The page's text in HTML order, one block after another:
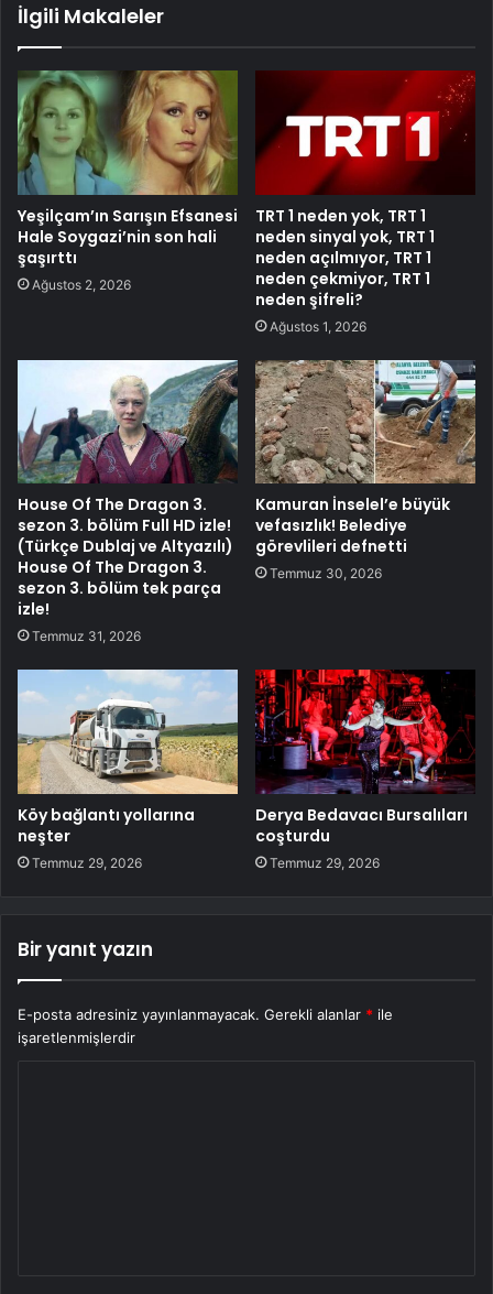
İlgili Makaleler
Yeşilçam’ın Sarışın Efsanesi
Hale Soygazi’nin son hali
şaşırttı
Ağustos 2, 2026
TRT 1 neden yok, TRT 1
neden sinyal yok, TRT 1
neden açılmıyor, TRT 1
neden çekmiyor, TRT 1
neden şifreli?
Ağustos 1, 2026
House Of The Dragon 3.
sezon 3. bölüm Full HD izle!
(Türkçe Dublaj ve Altyazılı)
House Of The Dragon 3.
sezon 3. bölüm tek parça
izle!
Temmuz 31, 2026
Kamuran İnselel’e büyük
vefasızlık! Belediye
görevlileri defnetti
Temmuz 30, 2026
Köy bağlantı yollarına
neşter
Temmuz 29, 2026
Derya Bedavacı Bursalıları
coşturdu
Temmuz 29, 2026
Bir yanıt yazın
E-posta adresiniz yayınlanmayacak. Gerekli alanlar * ile
işaretlenmişlerdir